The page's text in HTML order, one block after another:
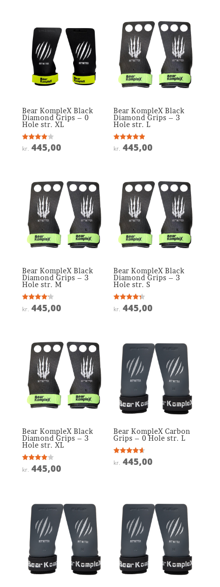
Bear KompleX Black
Diamond Grips – 0
Hole str. XL
Vurderet
4
kr. 445,00
Bear KompleX Black
Diamond Grips – 3
Hole str. L
Vurderet
4.9
kr. 445,00
Bear KompleX Black
Diamond Grips – 3
Hole str. M
Vurderet
4.2
kr. 445,00
Bear KompleX Black
Diamond Grips – 3
Hole str. S
Vurderet
4.3
kr. 445,00
Bear KompleX Black
Diamond Grips – 3
Hole str. XL
Vurderet
4
kr. 445,00
Bear KompleX Carbon
Grips – 0 Hole str. L
Vurderet
4.6
kr. 445,00